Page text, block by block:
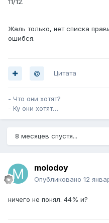
11/12.
Жаль только, нет списка
ошибся.
Цитата
- Что они хотят?
- Ку они хотят…
8 месяцев спустя...
molodoy
Опубликовано 12
ничего не понял. 44% и?